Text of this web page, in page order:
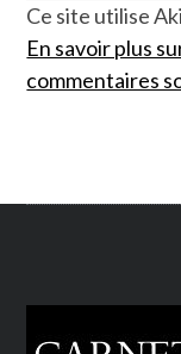
Ce site utilise
En savoir plus
commentaires